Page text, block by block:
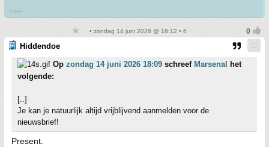
-nee-
• zondag 14 juni 2026 @ 18:12 • 6
Hiddendoe
Op zondag 14 juni 2026 18:09 schreef Marsenal het
volgende:
[..]
Je kan je natuurlijk altijd vrijblijvend aanmelden voor de
nieuwsbrief!
Present.